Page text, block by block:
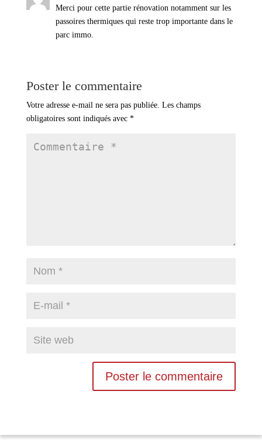
Merci pour cette partie rénovation notamment sur les
passoires thermiques qui reste trop importante dans le
parc immo.
Poster le commentaire
Votre adresse e-mail ne sera pas publiée. Les champs
obligatoires sont indiqués avec *